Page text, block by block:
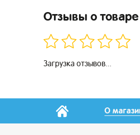
Отзывы о товаре
Загрузка отзывов...
О